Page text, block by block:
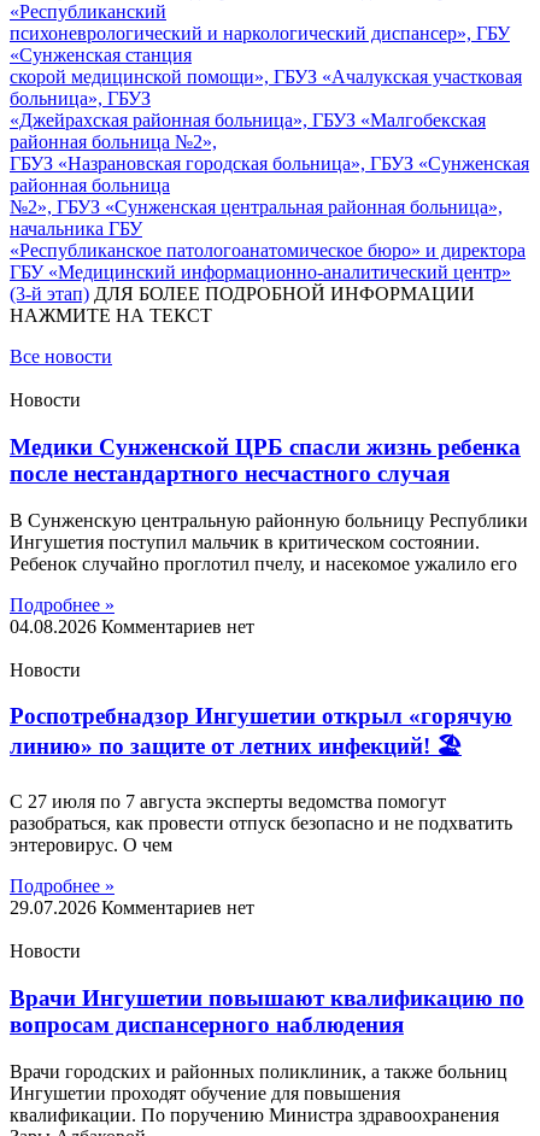
«Республиканский
психоневрологический и наркологический диспансер», ГБУ
«Сунженская станция
скорой медицинской помощи», ГБУЗ «Ачалукская участковая
больница», ГБУЗ
«Джейрахская районная больница», ГБУЗ «Малгобекская
районная больница №2»,
ГБУЗ «Назрановская городская больница», ГБУЗ «Сунженская
районная больница
№2», ГБУЗ «Сунженская центральная районная больница»,
начальника ГБУ
«Республиканское патологоанатомическое бюро» и директора
ГБУ «Медицинский информационно-аналитический центр»
(3-й этап) ДЛЯ БОЛЕЕ ПОДРОБНОЙ ИНФОРМАЦИИ
НАЖМИТЕ НА ТЕКСТ
Все новости
Новости
Медики Сунженской ЦРБ спасли жизнь ребенка
после нестандартного несчастного случая
В Сунженскую центральную районную больницу Республики
Ингушетия поступил мальчик в критическом состоянии.
Ребенок случайно проглотил пчелу, и насекомое ужалило его
Подробнее »
04.08.2026 Комментариев нет
Новости
Роспотребнадзор Ингушетии открыл «горячую
линию» по защите от летних инфекций! 🏖
С 27 июля по 7 августа эксперты ведомства помогут
разобраться, как провести отпуск безопасно и не подхватить
энтеровирус. О чем
Подробнее »
29.07.2026 Комментариев нет
Новости
Врачи Ингушетии повышают квалификацию по
вопросам диспансерного наблюдения
Врачи городских и районных поликлиник, а также больниц
Ингушетии проходят обучение для повышения
квалификации. По поручению Министра здравоохранения